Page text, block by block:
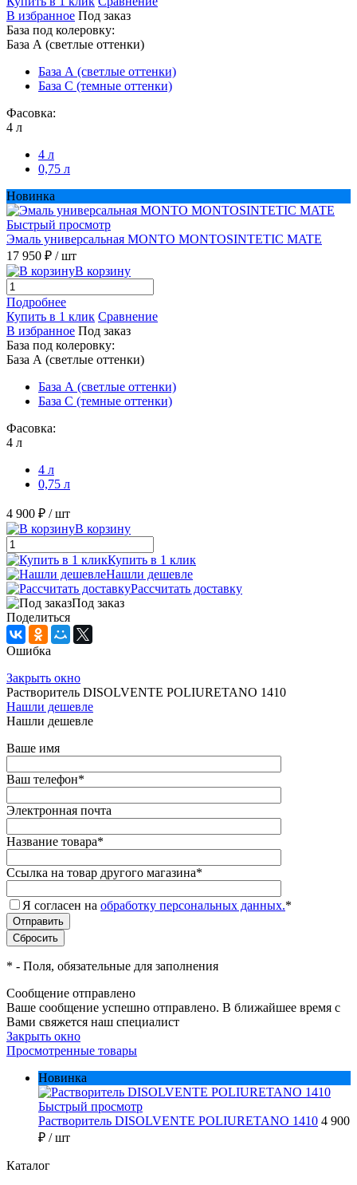
В избранное Под заказ
База под колеровку:
База А (светлые оттенки)
База А (светлые оттенки)
База С (темные оттенки)
Фасовка:
4 л
4 л
0,75 л
Новинка
Быстрый просмотр
Эмаль универсальная MONTO MONTOSINTETIC MATE
17 950 ₽ / шт
В корзину
Подробнее
Купить в 1 клик Сравнение
В избранное Под заказ
База под колеровку:
База А (светлые оттенки)
База А (светлые оттенки)
База С (темные оттенки)
Фасовка:
4 л
4 л
0,75 л
4 900 ₽ / шт
В корзину
Купить в 1 клик
Нашли дешевле
Рассчитать доставку
Под заказ
Поделиться
Ошибка
Закрыть окно
Растворитель DISOLVENTE POLIURETANO 1410
Нашли дешевле
Нашли дешевле
Ваше имя
Ваш телефон*
Электронная почта
Название товара*
Ссылка на товар другого магазина*
Я согласен на обработку персональных данных.*
* - Поля, обязательные для заполнения
Сообщение отправлено
Ваше сообщение успешно отправлено. В ближайшее время с
Вами свяжется наш специалист
Закрыть окно
Просмотренные товары
Новинка
Быстрый просмотр
Растворитель DISOLVENTE POLIURETANO 1410 4 900
₽ / шт
Каталог